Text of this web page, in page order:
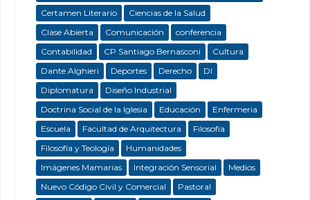
Certamen Literario
Ciencias de la Salud
Clase Abierta
Comunicación
conferencia
Contabilidad
CP Santiago Bernasconi
Cultura
Dante Alghieri
Deportes Derecho
DI
Diplomatura
Diseño Industrial
Doctrina Social de la Iglesia
Educación
Enfermeria
Escuela
Facultad de Arquitectura
Filosofía
Filosofía y Teología
Humanidades
Imágenes Mamarias
Integración Sensorial
Medios
Nuevo Código Civil y Comercial
Pastoral